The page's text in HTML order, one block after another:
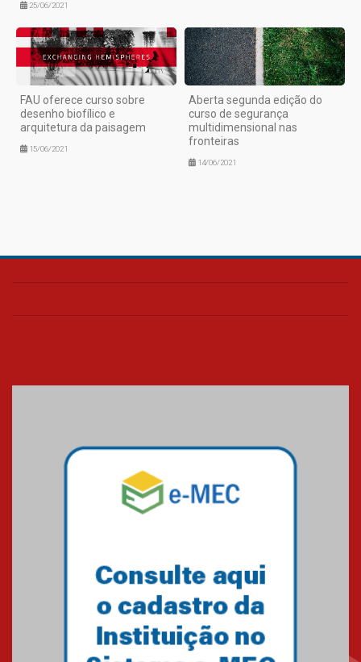
25/06/2021
FAU oferece curso sobre
desenho biofílico e
arquitetura da paisagem
15/06/2021
Aberta segunda edição do
curso de segurança
multidimensional nas
fronteiras
14/06/2021